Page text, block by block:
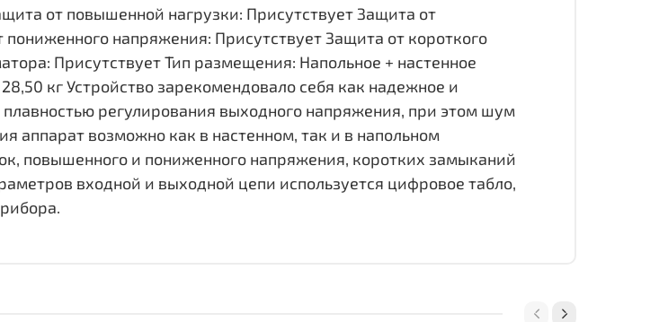
от повышенной нагрузки: Присутствует Защита от
напряжения: Присутствует Защита от короткого
Присутствует Тип размещения: Напольное + настенное
кг Устройство зарекомендовало себя как надежное и
регулирования выходного напряжения, при этом шум
аппарат возможно как в настенном, так и в напольном
повышенного и пониженного напряжения, коротких замыканий
входной и выходной цепи используется цифровое табло,